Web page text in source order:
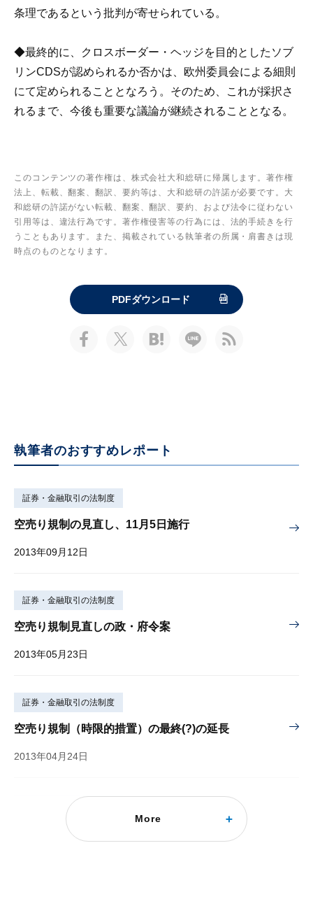
条理であるという批判が寄せられている。
◆最終的に、クロスボーダー・ヘッジを目的としたソブ
リンCDSが認められるか否かは、欧州委員会による細則
にて定められることとなろう。そのため、これが採択さ
れるまで、今後も重要な議論が継続されることとなる。
このコンテンツの著作権は、株式会社大和総研に帰属します。著作権
法上、転載、翻案、翻訳、要約等は、大和総研の許諾が必要です。大
和総研の許諾がない転載、翻案、翻訳、要約、および法令に従わない
引用等は、違法行為です。著作権侵害等の行為には、法的手続きを行
うこともあります。また、掲載されている執筆者の所属・肩書きは現
時点のものとなります。
PDFダウンロード
執筆者のおすすめレポート
証券・金融取引の法制度
空売り規制の見直し、11月5日施行
2013年09月12日
証券・金融取引の法制度
空売り規制見直しの政・府令案
2013年05月23日
証券・金融取引の法制度
空売り規制（時限的措置）の最終(?)の延長
2013年04月24日
証券・金融取引の法制度
空売り規制の総合的な見直し
More